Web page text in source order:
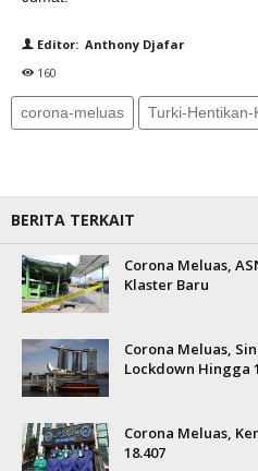
Editor: Anthony Djafar
160
corona-meluas Turki-
BERITA TERKAIT
Corona Meluas,
Klaster Baru
Corona Meluas,
Lockdown Hingga
Corona Meluas,
18.407